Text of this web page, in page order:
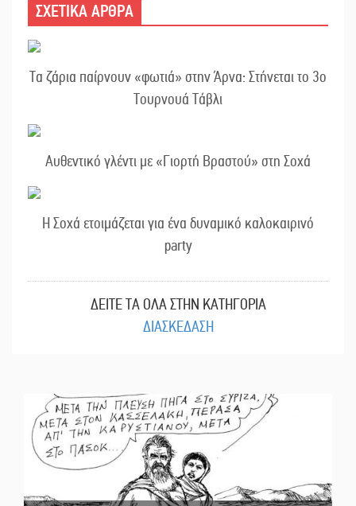
ΣΧΕΤΙΚΑ ΑΡΘΡΑ
Τα ζάρια παίρνουν «φωτιά» στην Άρνα: Στήνεται το 3ο
Τουρνουά Τάβλι
Αυθεντικό γλέντι με «Γιορτή Βραστού» στη Σοχά
Η Σοχά ετοιμάζεται για ένα δυναμικό καλοκαιρινό
party
ΔΕΙΤΕ ΤΑ ΟΛΑ ΣΤΗΝ ΚΑΤΗΓΟΡΙΑ
ΔΙΑΣΚΕΔΑΣΗ